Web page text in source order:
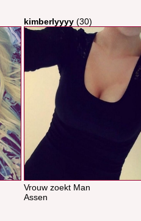
kimberlyyyy (30)
Vrouw zoekt Man
Assen